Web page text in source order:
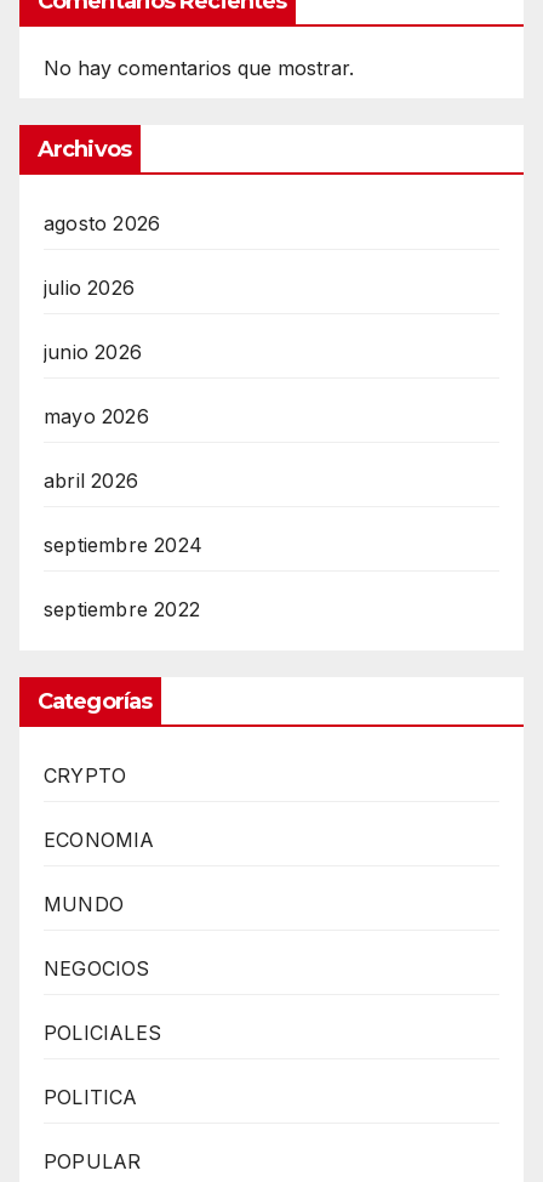
No hay comentarios que mostrar.
Archivos
agosto 2026
julio 2026
junio 2026
mayo 2026
abril 2026
septiembre 2024
septiembre 2022
Categorías
CRYPTO
ECONOMIA
MUNDO
NEGOCIOS
POLICIALES
POLITICA
POPULAR